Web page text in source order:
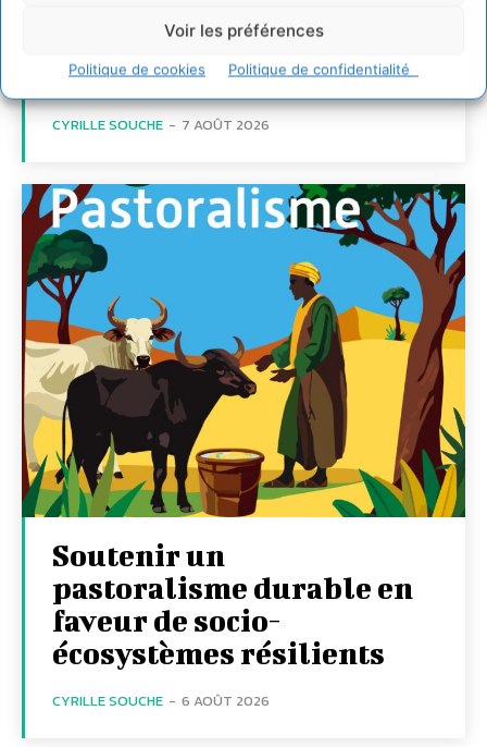
Voir les préférences
Politique de cookies Politique de confidentialité
d’Accompagnement des
Transitions
CYRILLE SOUCHE - 7 AOÛT 2026
Soutenir un
pastoralisme durable en
faveur de socio-
écosystèmes résilients
CYRILLE SOUCHE - 6 AOÛT 2026